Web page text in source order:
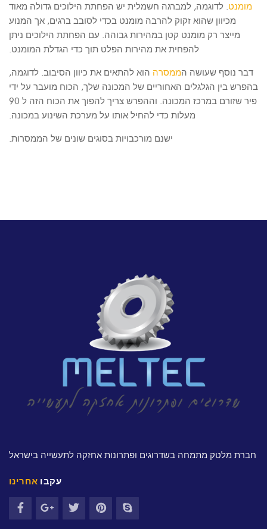
מומנט . לדוגמה, למברגה חשמלית יש הפחתת הילוכים גדולה מאוד
מכיוון שהוא זקוק להרבה מומנט בכדי לסובב ברגים, אך המנוע
מייצר רק מומנט קטן במהירות גבוהה. עם הפחתת הילוכים ניתן
להפחית את מהירות הפלט תוך כדי הגדלת המומנט.
דבר נוסף שעושה הממסרה הוא להתאים את כיוון הסיבוב. לדוגמה,
בהפרש בין הגלגלים האחוריים של המכונה שלך, הכוח מועבר על ידי
פיר שזורם במרכז המכונה. וההפרש צריך להפוך את הכוח הזה ל 90
מעלות כדי להחיל אותו על מערכת השינוע במכונה.
ישנם מורכבויות בסוגים שונים של הממסרות.
חברת מלטק מתמחה בשדרוגים ופתרונות אחזקה לתעשייה בישראל
עקבו אחרינו